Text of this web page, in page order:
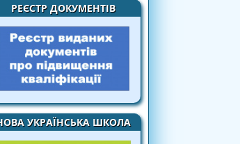
РЕЄСТР ДОКУМЕНТІВ
УКРАЇНСЬКА ШКОЛА